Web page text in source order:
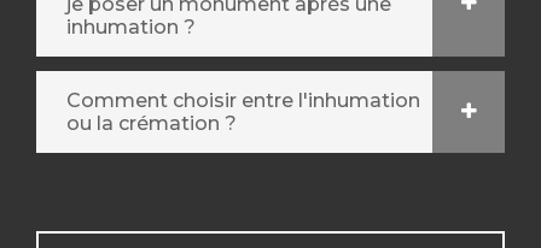
inhumation ?
Comment choisir entre l'inhumation
ou la crémation ?